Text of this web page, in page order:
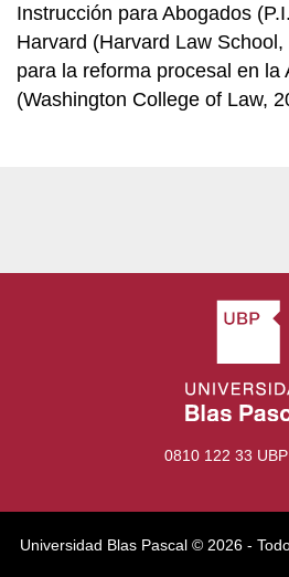
Instrucción para Abogados
Harvard (Harvard Law
para la reforma procesal en la
(Washington College of Law,
0810 122 33
Universidad Blas Pascal ©️ 2026 -